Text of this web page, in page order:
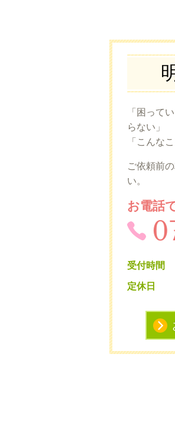
「困って
らない」
「こんな
ご依頼前
い。
お電話
受付時間
定休日